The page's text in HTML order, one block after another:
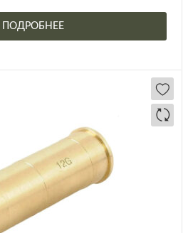
ПОДРОБНЕЕ